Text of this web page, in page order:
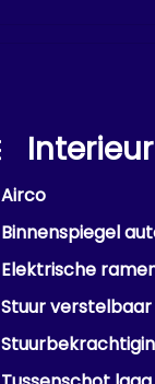
Interieur
Airco
Binnenspiegel
Elektrische
Stuur verstelbaar